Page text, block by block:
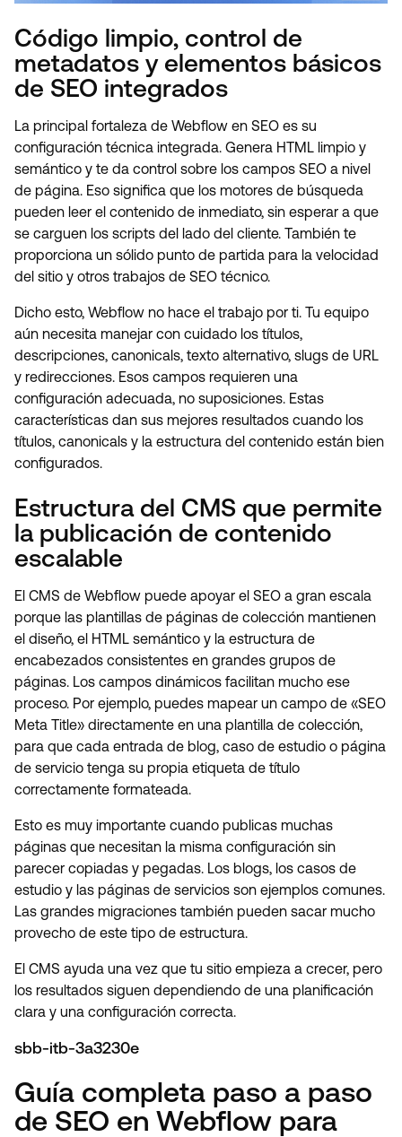
Código limpio, control de
metadatos y elementos básicos
de SEO integrados
La principal fortaleza de Webflow en SEO es su
configuración técnica integrada. Genera HTML limpio y
semántico y te da control sobre los campos SEO a nivel
de página. Eso significa que los motores de búsqueda
pueden leer el contenido de inmediato, sin esperar a que
se carguen los scripts del lado del cliente. También te
proporciona un sólido punto de partida para la velocidad
del sitio y otros trabajos de SEO técnico.
Dicho esto, Webflow no hace el trabajo por ti. Tu equipo
aún necesita manejar con cuidado los títulos,
descripciones, canonicals, texto alternativo, slugs de URL
y redirecciones. Esos campos requieren una
configuración adecuada, no suposiciones. Estas
características dan sus mejores resultados cuando los
títulos, canonicals y la estructura del contenido están bien
configurados.
Estructura del CMS que permite
la publicación de contenido
escalable
El CMS de Webflow puede apoyar el SEO a gran escala
porque las plantillas de páginas de colección mantienen
el diseño, el HTML semántico y la estructura de
encabezados consistentes en grandes grupos de
páginas. Los campos dinámicos facilitan mucho ese
proceso. Por ejemplo, puedes mapear un campo de «SEO
Meta Title» directamente en una plantilla de colección,
para que cada entrada de blog, caso de estudio o página
de servicio tenga su propia etiqueta de título
correctamente formateada.
Esto es muy importante cuando publicas muchas
páginas que necesitan la misma configuración sin
parecer copiadas y pegadas. Los blogs, los casos de
estudio y las páginas de servicios son ejemplos comunes.
Las grandes migraciones también pueden sacar mucho
provecho de este tipo de estructura.
El CMS ayuda una vez que tu sitio empieza a crecer, pero
los resultados siguen dependiendo de una planificación
clara y una configuración correcta.
sbb-itb-3a3230e
Guía completa paso a paso
de SEO en Webflow para